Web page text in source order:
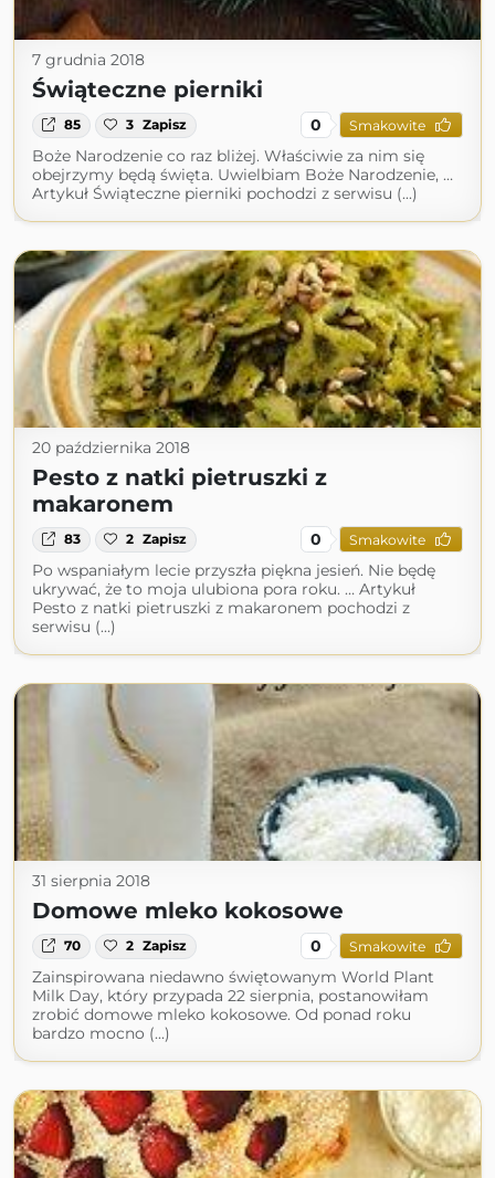
7 grudnia 2018
Świąteczne pierniki
85 3 Zapisz 0 Smakowite
Boże Narodzenie co raz bliżej. Właściwie za nim się
obejrzymy będą święta. Uwielbiam Boże Narodzenie, …
Artykuł Świąteczne pierniki pochodzi z serwisu (...)
20 października 2018
Pesto z natki pietruszki z
makaronem
83 2 Zapisz 0 Smakowite
Po wspaniałym lecie przyszła piękna jesień. Nie będę
ukrywać, że to moja ulubiona pora roku. … Artykuł
Pesto z natki pietruszki z makaronem pochodzi z
serwisu (...)
31 sierpnia 2018
Domowe mleko kokosowe
70 2 Zapisz 0 Smakowite
Zainspirowana niedawno świętowanym World Plant
Milk Day, który przypada 22 sierpnia, postanowiłam
zrobić domowe mleko kokosowe. Od ponad roku
bardzo mocno (...)